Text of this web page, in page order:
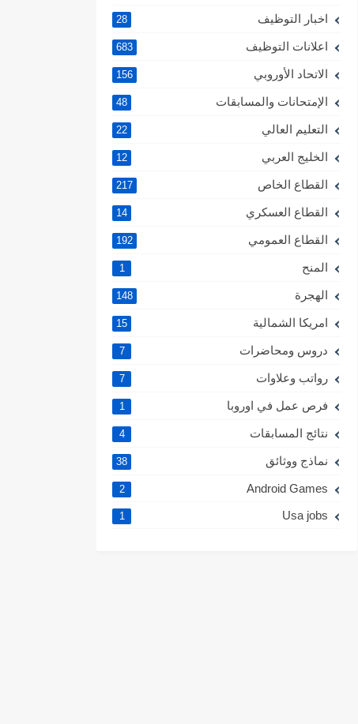
اخبار التوظيف 28
اعلانات التوظيف 683
الاتحاد الأوروبي 156
الإمتحانات والمسابقات 48
التعليم العالي 22
الخليج العربي 12
القطاع الخاص 217
القطاع العسكري 14
القطاع العمومي 192
المنح 1
الهجرة 148
امريكا الشمالية 15
دروس ومحاضرات 7
رواتب وعلاوات 7
فرص عمل في اوروبا 1
نتائج المسابقات 4
نماذج ووثائق 38
Android Games
2
Usa jobs
1